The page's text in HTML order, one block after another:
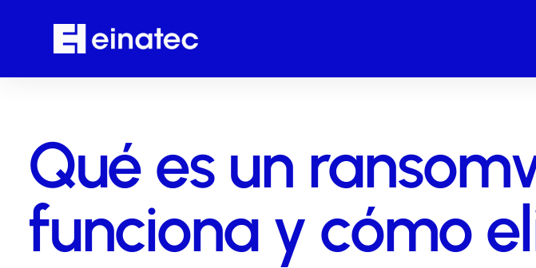
Qué es un
funciona y cómo